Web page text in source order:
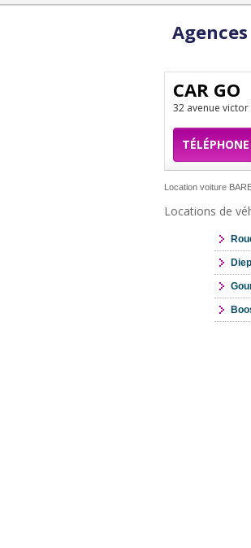
CAR GO
32 avenue victor
TÉLÉPHONE
Location voiture
Locations de